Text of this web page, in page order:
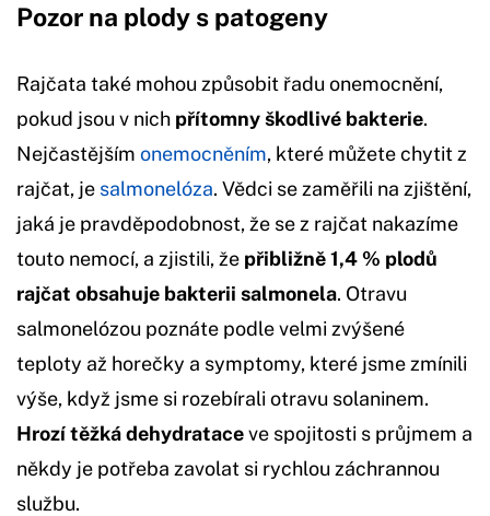
Pozor na plody s patogeny
Rajčata také mohou způsobit řadu onemocnění,
pokud jsou v nich přítomny škodlivé bakterie.
Nejčastějším onemocněním, které můžete chytit z
rajčat, je salmonelóza. Vědci se zaměřili na zjištění,
jaká je pravděpodobnost, že se z rajčat nakazíme
touto nemocí, a zjistili, že přibližně 1,4 % plodů
rajčat obsahuje bakterii salmonela. Otravu
salmonelózou poznáte podle velmi zvýšené
teploty až horečky a symptomy, které jsme zmínili
výše, když jsme si rozebírali otravu solaninem.
Hrozí těžká dehydrataceve spojitosti s průjmem a
někdy je potřeba zavolat si rychlou záchrannou
službu.